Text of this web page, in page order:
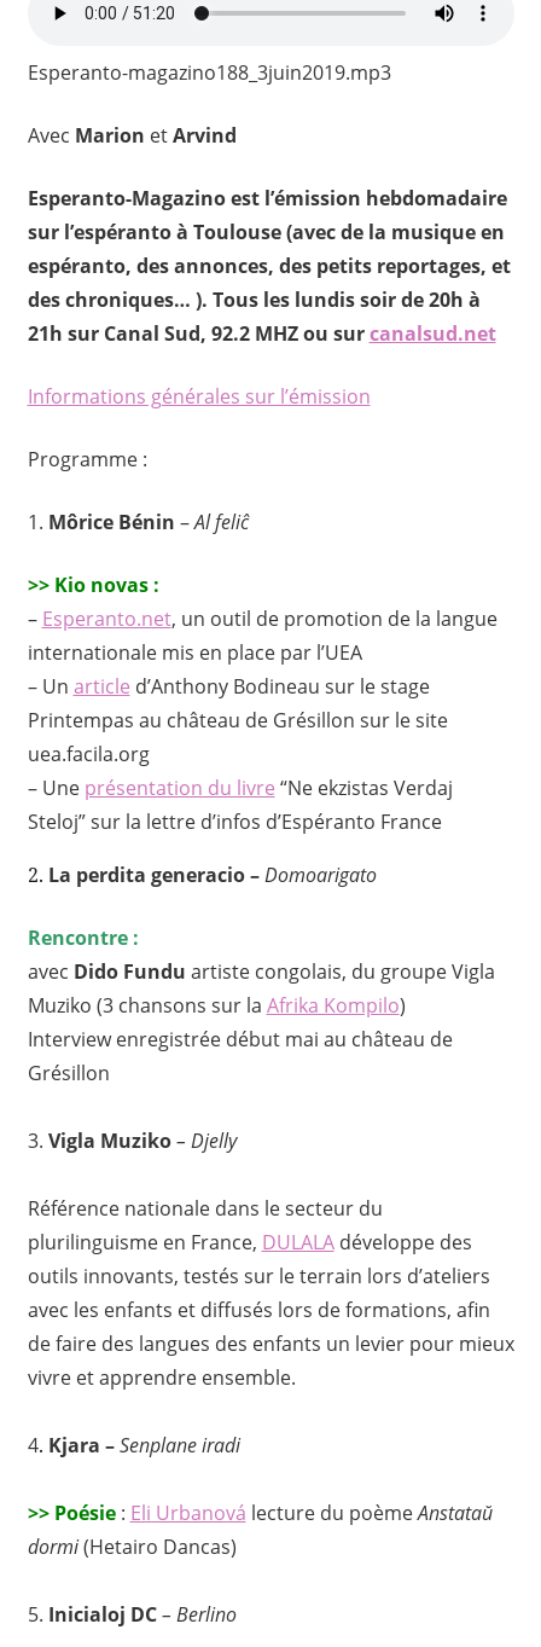
Esperanto-magazino188_3juin2019.mp3
Avec Marion etArvind
Esperanto-Magazino est l’émission hebdomadaire
sur l’espéranto à Toulouse (avec de la musique en
espéranto, des annonces, des petits reportages, et
des chroniques… ). Tous les lundis soir de 20h à
21h sur Canal Sud, 92.2 MHZ ou surcanalsud.net
Informations générales sur l’émission
Programme :
1. Môrice Bénin –Al feliĉ
>> Kio novas :
– Esperanto.net, un outil de promotion de la langue
internationale mis en place par l’UEA
– Un article d’Anthony Bodineau sur le stage
Printempas au château de Grésillon sur le site
uea.facila.org
– Une présentation du livre “Ne ekzistas Verdaj
Steloj” sur la lettre d’infos d’Espéranto France
2. La perdita generacio – Domoarigato
Rencontre :
avec Dido Fundu artiste congolais, du groupe Vigla
Muziko (3 chansons sur la Afrika Kompilo)
Interview enregistrée début mai au château de
Grésillon
3. Vigla Muziko– Djelly
Référence nationale dans le secteur du
plurilinguisme en France, DULALAdéveloppe des
outils innovants, testés sur le terrain lors d’ateliers
avec les enfants et diffusés lors de formations, afin
de faire des langues des enfants un levier pour mieux
vivre et apprendre ensemble.
4. Kjara –Senplane iradi
>> Poésie : Eli Urbanová lecture du poèmeAnstataŭ
dormi(Hetairo Dancas)
5. Inicialoj DC– Berlino